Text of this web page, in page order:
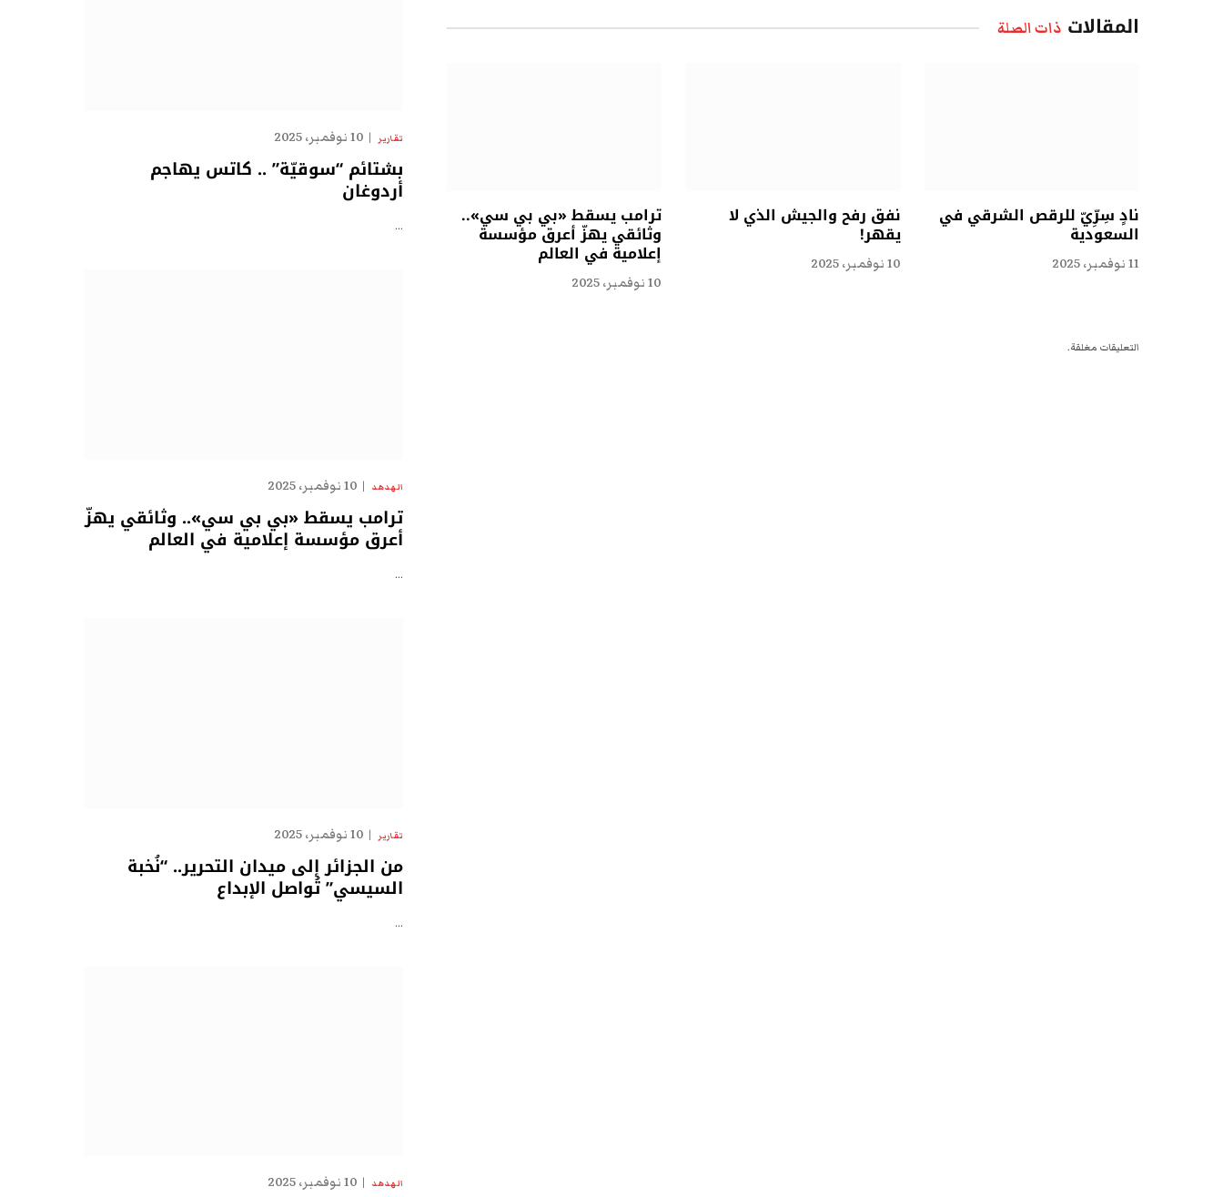
المقالات ذات الصلة
نادٍ سِرِّيّ للرقص الشرقي في
السعودية
11 نوفمبر، 2025
نفق رفح والجيش الذي لا
يقهر!
10 نوفمبر، 2025
ترامب يسقط «بي بي سي»..
وثائقي يهزّ أعرق مؤسسة
إعلامية في العالم
10 نوفمبر، 2025
التعليقات مغلقة.
تقارير 10 نوفمبر، 2025
بشتائم “سوقيّة” .. كاتس يهاجم
أردوغان
…
الهدهد 10 نوفمبر، 2025
ترامب يسقط «بي بي سي».. وثائقي يهزّ
أعرق مؤسسة إعلامية في العالم
…
تقارير 10 نوفمبر، 2025
من الجزائر إلى ميدان التحرير.. “نُخبة
السيسي” تُواصل الإبداع
…
الهدهد 10 نوفمبر، 2025